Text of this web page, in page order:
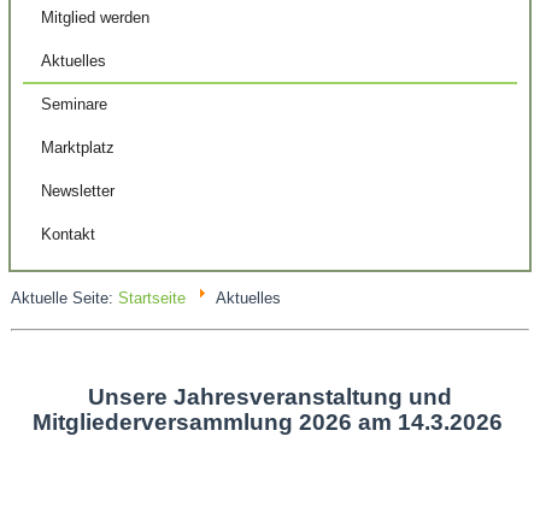
Mitglied werden
Aktuelles
Seminare
Marktplatz
Newsletter
Kontakt
Aktuelle Seite:Startseite Aktuelles
Unsere Jahresveranstaltung und
Mitgliederversammlung 2026 am 14.3.2026